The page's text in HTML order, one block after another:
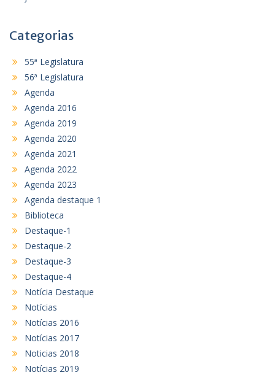
Categorias
55ª Legislatura
56ª Legislatura
Agenda
Agenda 2016
Agenda 2019
Agenda 2020
Agenda 2021
Agenda 2022
Agenda 2023
Agenda destaque 1
Biblioteca
Destaque-1
Destaque-2
Destaque-3
Destaque-4
Notícia Destaque
Notícias
Notícias 2016
Notícias 2017
Noticias 2018
Notícias 2019